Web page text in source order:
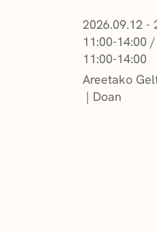
2026.09.12 -
11:00-14:00
11:00-14:00
Areetako
Doan